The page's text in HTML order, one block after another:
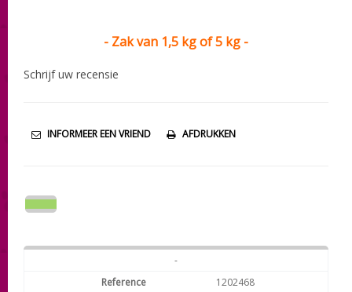
- Zak van 1,5 kg of 5 kg -
Schrijf uw recensie
INFORMEER EEN VRIEND AFDRUKKEN
-
1202468